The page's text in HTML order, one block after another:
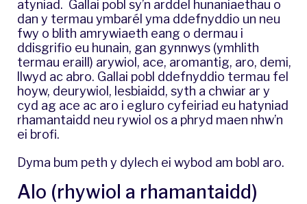
atyniad. Gallai pobl sy’n arddel hunaniaethau o
dan y termau ymbarél yma ddefnyddio un neu
fwy o blith amrywiaeth eang o dermau i
ddisgrifio eu hunain, gan gynnwys (ymhlith
termau eraill) arywiol, ace, aromantig, aro, demi,
llwyd ac abro. Gallai pobl ddefnyddio termau fel
hoyw, deurywiol, lesbiaidd, syth a chwiar ar y
cyd ag ace ac aro i egluro cyfeiriad eu hatyniad
rhamantaidd neu rywiol os a phryd maen nhw’n
ei brofi.
Dyma bum peth y dylech ei wybod am bobl aro.
Alo (rhywiol a rhamantaidd)